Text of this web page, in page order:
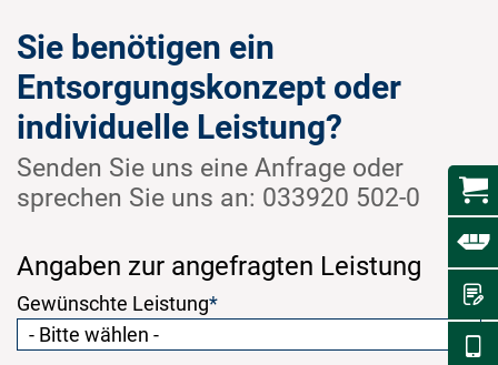
Sie benötigen ein
Entsorgungskonzept oder
individuelle Leistung?
Senden Sie uns eine Anfrage oder
sprechen Sie uns an: 033920 502-0
Angaben zur angefragten Leistung
Gewünschte Leistung*